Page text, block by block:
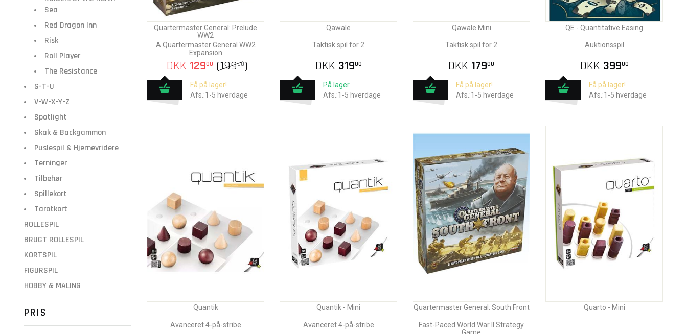
Sea
Red Dragon Inn
Risk
Roll Player
The Resistance
S-T-U
V-W-X-Y-Z
Spotlight
Skak & Backgammon
Puslespil & Hjernevridere
Terninger
Tilbehør
Spillekort
Tarotkort
ROLLESPIL
BRUGT ROLLESPIL
KORTSPIL
FIGURSPIL
HOBBY & MALING
PRIS
Quartermaster General: Prelude
WW2
A Quartermaster General WW2
Expansion
DKK 12900 (19900)
Få på lager!
Afs.:1-5 hverdage
Qawale
Taktisk spil for 2
DKK 31900
På lager
Afs.:1-5 hverdage
Qawale Mini
Taktisk spil for 2
DKK 17900
Få på lager!
Afs.:1-5 hverdage
QE - Quantitative Easing
Auktionsspil
DKK 39900
Få på lager!
Afs.:1-5 hverdage
Quantik
Avanceret 4-på-stribe
Quantik - Mini
Avanceret 4-på-stribe
Quartermaster General: South Front
Fast-Paced World War II Strategy
Quarto - Mini